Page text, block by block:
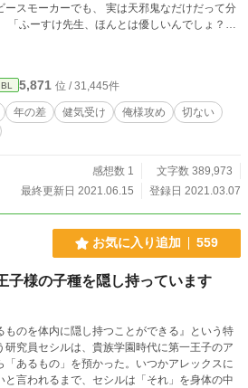
ースモーカーでも、 実は天邪鬼なだけだって分
しつこい。あっち行け。」 ★表紙は眠（@
）さん作です♡ ★他サイトからの転載です
BL 5,871 位 / 31,445件
年の差 健気受け 俺様攻め
切ない
感想数 1
文字数 389,973
最終更新日 2021.06.15
登録日 2021.03.07
お気に入り追加 559
子様の子種を隠し持っています
ものを体内に隠し持つことができる』という特
研究員セシルは、貴族学園時代に第一王子のア
「あるもの」を預かった。いつかアレックスに
と言われるまで、セシルは「それ」を身体の中